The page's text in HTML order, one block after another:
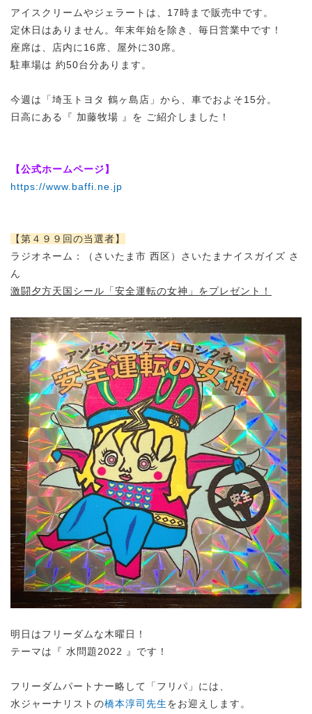
アイスクリームやジェラートは、17時まで販売中です。
定休日はありません。年末年始を除き、毎日営業中です！
座席は、店内に16席、屋外に30席。
駐車場は 約50台分あります。
今週は「埼玉トヨタ 鶴ヶ島店」から、車でおよそ15分。
日高にある『 加藤牧場 』を ご紹介しました！
【公式ホームページ】
https://www.baffi.ne.jp
【第４９９回の当選者】
ラジオネーム：（さいたま市 西区）さいたまナイスガイズ さ
ん
激闘夕方天国シール「安全運転の女神」をプレゼント！
明日はフリーダムな木曜日！
テーマは『 水問題2022 』です！
フリーダムパートナー略して「フリパ」には、
水ジャーナリストの橋本淳司先生をお迎えします。